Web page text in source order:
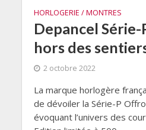
HORLOGERIE / MONTRES
Depancel
hors des
2 octobre 2022
La marque horlogère
de dévoiler la Série-P
évoquant l’univers des